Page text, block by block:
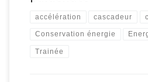
accélération cascadeur
Conservation énergie
Trainée